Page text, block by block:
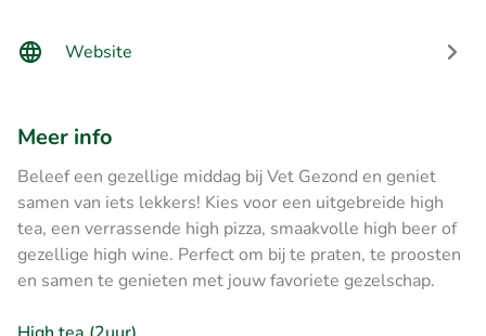
Website
Meer info
Beleef een gezellige middag bij Vet Gezond en geniet
samen van iets lekkers! Kies voor een uitgebreide high
tea, een verrassende high pizza, smaakvolle high beer of
gezellige high wine. Perfect om bij te praten, te proosten
en samen te genieten met jouw favoriete gezelschap.